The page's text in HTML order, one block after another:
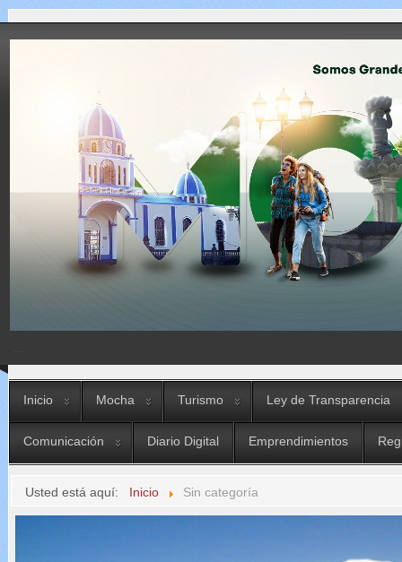
Inicio Mocha Turismo Ley de Transparencia
Comunicación Diario Digital Emprendimientos
Usted está aquí: Inicio Sin categoría